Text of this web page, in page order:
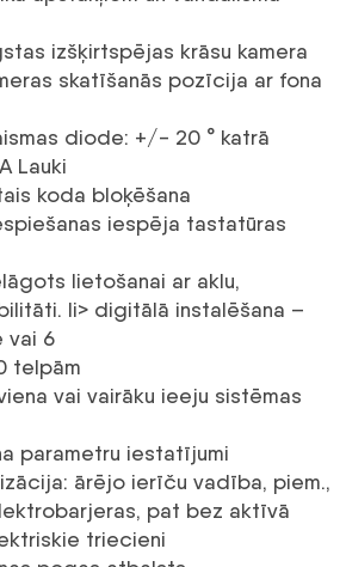
izšķirtspējas krāsu kamera
skatīšanās pozīcija ar fona
diode: +/- 20 ° katrā
Lauki
koda bloķēšana
iespēja tastatūras
lietošanai ar aklu,
li> digitālā instalēšana –
vai 6
telpām
vai vairāku ieeju sistēmas
parametru iestatījumi
ārējo ierīču vadība, piem.,
pat bez aktīvā
triecieni